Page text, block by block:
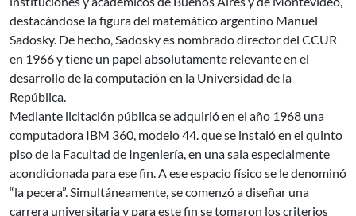
destacándose la figura del matemático argentino Manuel
Sadosky. De hecho, Sadosky es nombrado director del CCUR
en 1966 y tiene un papel absolutamente relevante en el
desarrollo de la computación en la Universidad de la
República.
Mediante licitación pública se adquirió en el año 1968 una
computadora IBM 360, modelo 44. que se instaló en el quinto
piso de la Facultad de Ingeniería, en una sala especialmente
acondicionada para ese fin. A ese espacio físico se le denominó
“la pecera”. Simultáneamente, se comenzó a diseñar una
carrera universitaria y para este fin se tomaron los criterios